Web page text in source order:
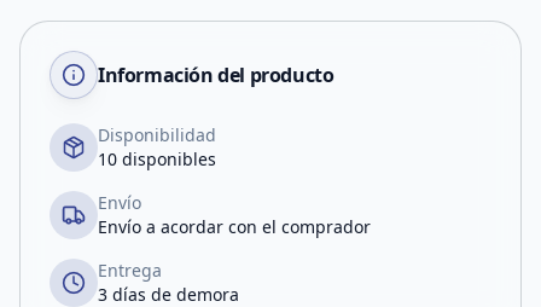
Información del producto
Disponibilidad
10 disponibles
Envío
Envío a acordar con el comprador
Entrega
3 días de demora